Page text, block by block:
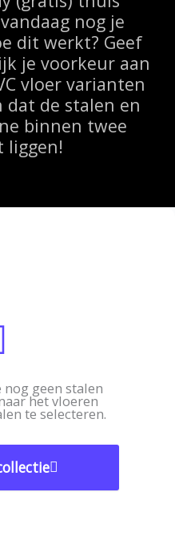
nog je
dit werkt? Geef
je voorkeur aan
vloer varianten
dat de stalen en
binnen twee
liggen!
geen stalen
het vloeren
te selecteren.